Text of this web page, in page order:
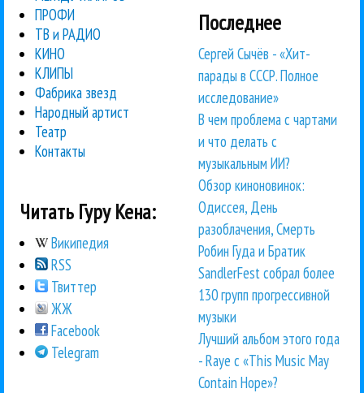
ПРОФИ
ТВ и РАДИО
КИНО
КЛИПЫ
Фабрика звезд
Народный артист
Театр
Контакты
Читать Гуру Кена:
Википедия
RSS
Твиттер
ЖЖ
Facebook
Telegram
Последнее
Сергей Сычёв - «Хит-
парады в СССР. Полное
исследование»
В чем проблема с чартами
и что делать с
музыкальным ИИ?
Обзор киноновинок:
Одиссея, День
разоблачения, Смерть
Робин Гуда и Братик
SandlerFest собрал более
130 групп прогрессивной
музыки
Лучший альбом этого года
- Raye с «This Music May
Contain Hope»?